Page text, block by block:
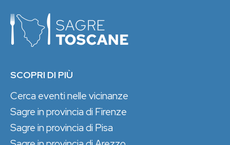
SCOPRI DI PIÙ
Cerca eventi nelle vicinanze
Sagre in provincia di Firenze
Sagre in provincia di Pisa